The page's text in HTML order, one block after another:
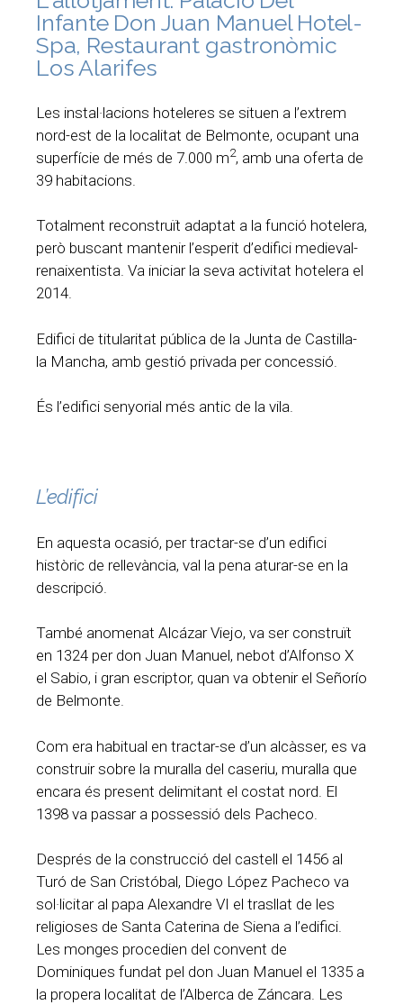
Infante Don Juan Manuel Hotel-
Spa, Restaurant gastronòmic
Los Alarifes
Les instal·lacions hoteleres se situen a l’extrem
nord-est de la localitat de Belmonte, ocupant una
superfície de més de 7.000 m2, amb una oferta de
39 habitacions.
Totalment reconstruït adaptat a la funció hotelera,
però buscant mantenir l’esperit d’edifici medieval-
renaixentista. Va iniciar la seva activitat hotelera el
2014.
Edifici de titularitat pública de la Junta de Castilla-
la Mancha, amb gestió privada per concessió.
És l’edifici senyorial més antic de la vila.
L’edifici
En aquesta ocasió, per tractar-se d’un edifici
històric de rellevància, val la pena aturar-se en la
descripció.
També anomenat Alcázar Viejo, va ser construït
en 1324 per don Juan Manuel, nebot d’Alfonso X
el Sabio, i gran escriptor, quan va obtenir el Señorío
de Belmonte.
Com era habitual en tractar-se d’un alcàsser, es va
construir sobre la muralla del caseriu, muralla que
encara és present delimitant el costat nord. El
1398 va passar a possessió dels Pacheco.
Després de la construcció del castell el 1456 al
Turó de San Cristóbal, Diego López Pacheco va
sol·licitar al papa Alexandre VI el trasllat de les
religioses de Santa Caterina de Siena a l’edifici.
Les monges procedien del convent de
Dominiques fundat pel don Juan Manuel el 1335 a
la propera localitat de l’Alberca de Záncara. Les